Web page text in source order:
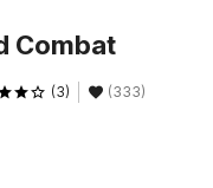
Combat
(3) (333)